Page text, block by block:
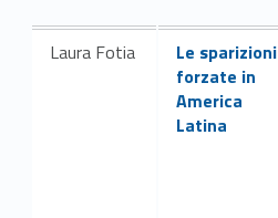
Laura Fotia Link identifier #identifier__113545-8Le sparizioni
forzate in
America
Latina